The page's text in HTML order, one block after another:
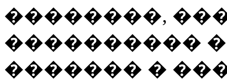
��������,
����������
������� �